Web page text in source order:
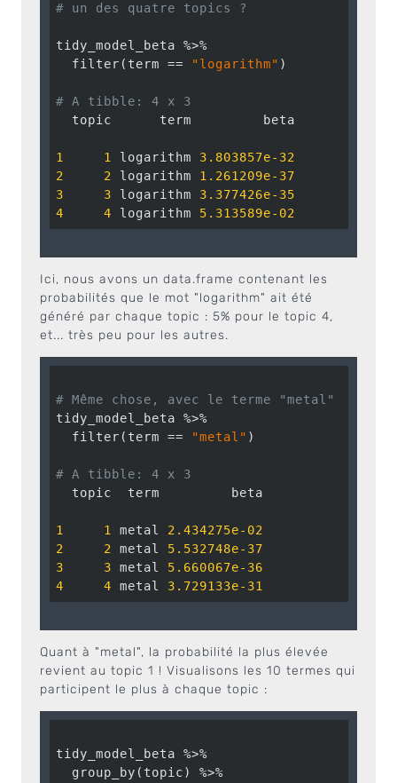
# un des quatre topics ?
tidy_model_beta %>%
  filter(term ==
"logarithm" )
# A tibble: 4 x 3
  topic      term         beta
1 1 logarithm 3.803857e-32
2
2 logarithm 1.261209e-37
3
3 logarithm 3.377426e-35
4
4 logarithm 5.313589e-02
Ici, nous avons un data.frame contenant les
probabilités que le mot "logarithm" ait été
généré par chaque topic : 5% pour le topic 4,
et... très peu pour les autres.
# Même chose, avec le terme "metal"
tidy_model_beta %>%
  filter(term ==
"metal" )
# A tibble: 4 x 3
  topic  term         beta
1 1 metal 2.434275e-02
2
2 metal 5.532748e-37
3
3 metal 5.660067e-36
4
4 metal 3.729133e-31
Quant à "metal", la probabilité la plus élevée
revient au topic 1 ! Visualisons les 10 termes qui
participent le plus à chaque topic :
tidy_model_beta %>%
  group_by(topic) %>%